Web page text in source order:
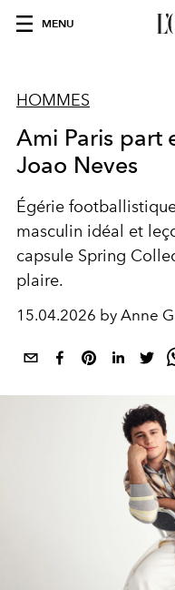
MENU
HOMMES
Ami Paris part
Joao Neves
Égérie
masculin idéal et
capsule Spring
plaire.
15.04.2026 by Anne